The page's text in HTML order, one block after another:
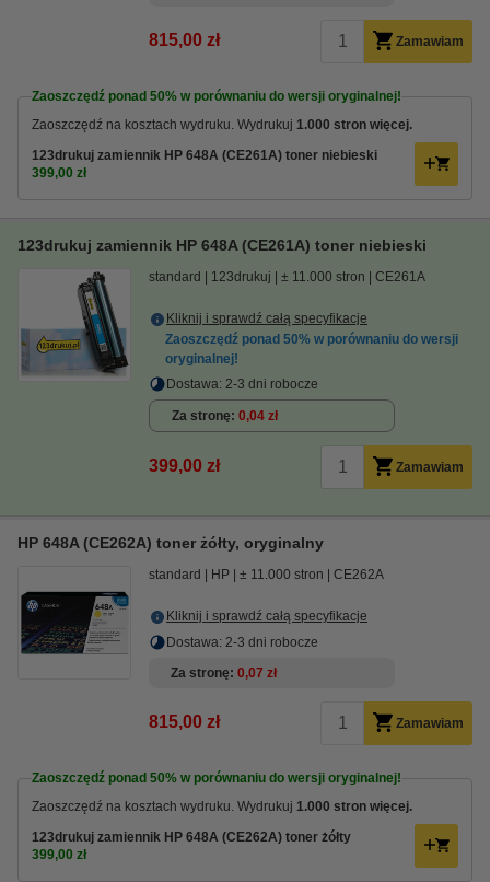
815,00 zł Zamawiam
Zaoszczędź ponad 50% w porównaniu do wersji oryginalnej!
Zaoszczędź na kosztach wydruku. Wydrukuj 1.000 stron więcej.
123drukuj zamiennik HP 648A (CE261A) toner niebieski
399,00 zł
123drukuj zamiennik HP 648A (CE261A) toner niebieski
standard 123drukuj ± 11.000 stron CE261A
Kliknij i sprawdź całą specyfikacje
Zaoszczędź ponad 50% w porównaniu do wersji
oryginalnej!
Dostawa: 2-3 dni robocze
Za stronę 0,04 zł
399,00 zł Zamawiam
HP 648A (CE262A) toner żółty, oryginalny
standard HP ± 11.000 stron CE262A
Kliknij i sprawdź całą specyfikacje
Dostawa: 2-3 dni robocze
Za stronę 0,07 zł
815,00 zł Zamawiam
Zaoszczędź ponad 50% w porównaniu do wersji oryginalnej!
Zaoszczędź na kosztach wydruku. Wydrukuj 1.000 stron więcej.
123drukuj zamiennik HP 648A (CE262A) toner żółty
399,00 zł